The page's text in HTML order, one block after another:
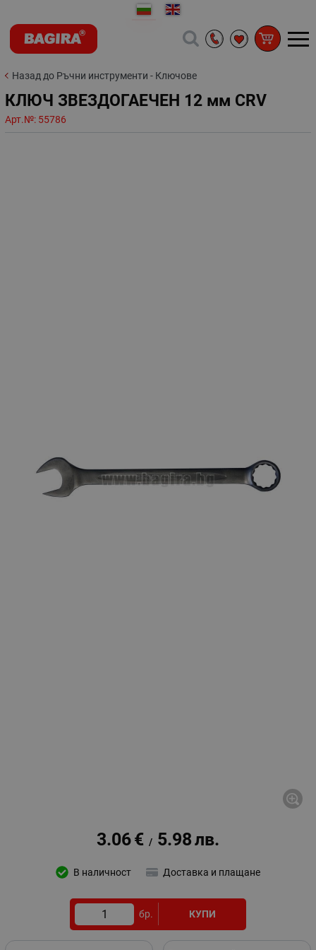
Назад до Ръчни инструменти - Ключове
КЛЮЧ ЗВЕЗДОГАЕЧЕН 12 мм CRV
Арт.№: 55786
3.06€ / 5.98лв.
В наличност Доставка и плащане
бр. КУПИ